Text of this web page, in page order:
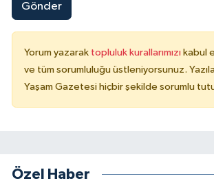
Gönder
Yorum yazarak topluluk kurallarımızı kabul
ve tüm sorumluluğu üstleniyorsunuz.
Yaşam Gazetesi hiçbir şekilde sorumlu
Özel Haber